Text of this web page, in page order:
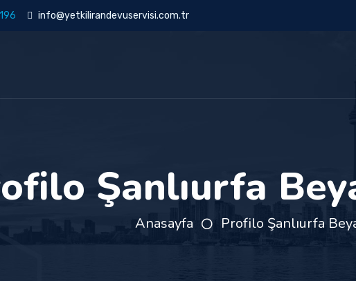
info@yetkilirandevuservisi.com.tr
Şanlıurfa
Anasayfa Profilo Şanlıurfa